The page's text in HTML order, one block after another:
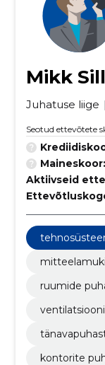
Mikk
Juhatuse liige
Seotud ettevõtete
Maineskoor:
Aktiivseid
ruumide
kontorite